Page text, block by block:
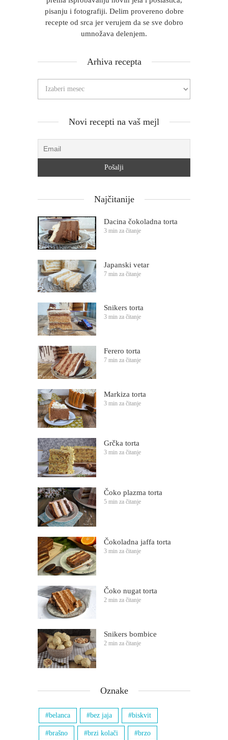
pisanju i fotografiji. Delim provereno dobre
recepte od srca jer verujem da se sve dobro
umnožava delenjem.
Arhiva recepta
Novi recepti na vaš mejl
Najčitanije
Dacina čokoladna torta
3 min za čitanje
Japanski vetar
7 min za čitanje
Snikers torta
3 min za čitanje
Ferero torta
7 min za čitanje
Markiza torta
3 min za čitanje
Grčka torta
3 min za čitanje
Čoko plazma torta
5 min za čitanje
Čokoladna jaffa torta
3 min za čitanje
Čoko nugat torta
2 min za čitanje
Snikers bombice
2 min za čitanje
Oznake
belanca bez jaja biskvit
brašno brzi kolači brzo